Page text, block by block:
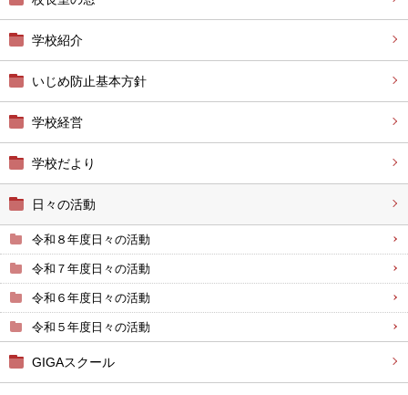
学校紹介
いじめ防止基本方針
学校経営
学校だより
日々の活動
令和８年度日々の活動
令和７年度日々の活動
令和６年度日々の活動
令和５年度日々の活動
GIGAスクール